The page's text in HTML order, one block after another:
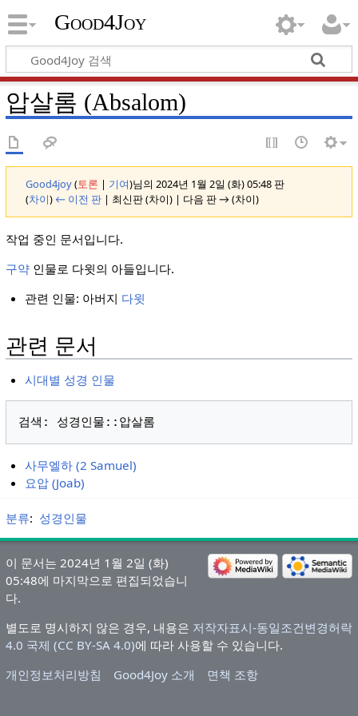
Good4Joy
압살롬 (Absalom)
Good4joy(토론 | 기여)님의 2024년 1월 2일 (화) 05:48 판
(차이) ← 이전 판| 최신판 (차이) | 다음 판 → (차이)
작업 중인 문서입니다.
구약인물로 다윗의 아들입니다.
관련 인물: 아버지 다윗
관련 문서
시대별 성경 인물
사무엘하 (2 Samuel)
요압 (Joab)
분류: 성경인물
이 문서는 2024년 1월 2일 (화)
05:48에 마지막으로 편집되었습니
다.
별도로 명시하지 않은 경우, 내용은 저작자표시-동일조건변경허락
4.0 국제 (CC BY-SA 4.0)에 따라 사용할 수 있습니다.
개인정보처리방침
Good4Joy 소개 면책 조항